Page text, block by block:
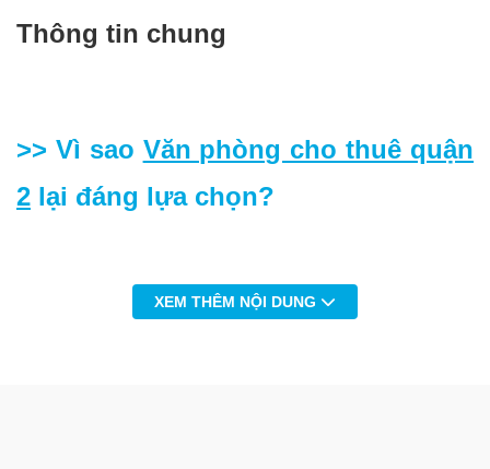
Thông tin chung
>> Vì sao Văn phòng cho thuê quận
2 lại đáng lựa chọn?
1. Với hạ tầng bứt phá, quy hoạch hoàn chỉnh, những tòa
XEM THÊM NỘI DUNG